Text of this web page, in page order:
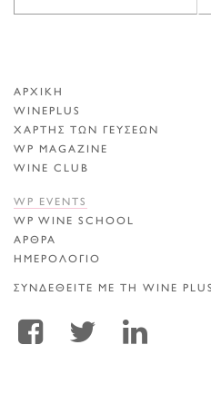
ΑΡΧΙΚΗ
WINEPLUS
ΧΑΡΤΗΣ ΤΩΝ ΓΕΥΣΕΩΝ
WP MAGAZINE
WINE CLUB
WP EVENTS
WP WINE SCHOOL
ΑΡΘΡΑ
ΗΜΕΡΟΛΟΓΙΟ
ΣΥΝΔΕΘΕΙΤΕ ΜΕ ΤΗ WINE PLUS